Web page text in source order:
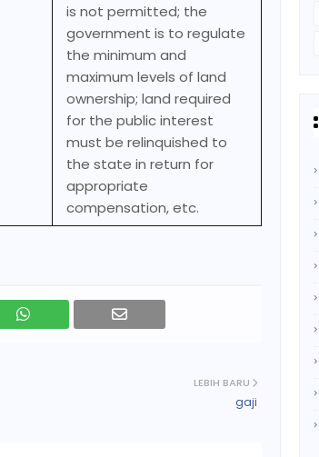
is not permitted; the
government is to regulate
the minimum and
maximum levels of land
ownership; land required
for the public interest
must be relinquished to
the state in return for
appropriate
compensation, etc.
LEBIH BARU
gaji